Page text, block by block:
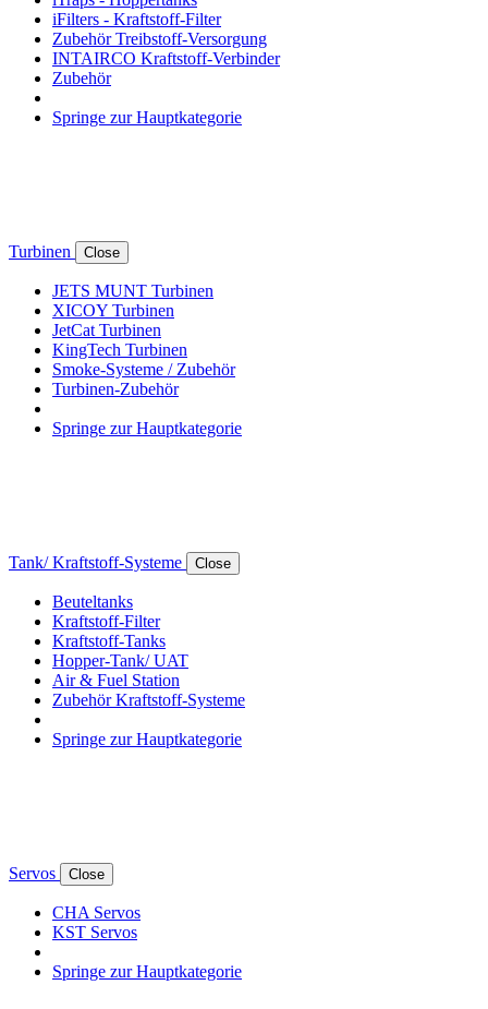
iFilters - Kraftstoff-Filter
Zubehör Treibstoff-Versorgung
INTAIRCO Kraftstoff-Verbinder
Zubehör
Springe zur Hauptkategorie
Turbinen Close
JETS MUNT Turbinen
XICOY Turbinen
JetCat Turbinen
KingTech Turbinen
Smoke-Systeme / Zubehör
Turbinen-Zubehör
Springe zur Hauptkategorie
Tank/ Kraftstoff-Systeme Close
Beuteltanks
Kraftstoff-Filter
Kraftstoff-Tanks
Hopper-Tank/ UAT
Air & Fuel Station
Zubehör Kraftstoff-Systeme
Springe zur Hauptkategorie
Servos Close
CHA Servos
KST Servos
Springe zur Hauptkategorie